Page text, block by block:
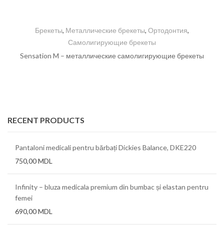
Брекеты, Металлические брекеты, Ортодонтия,
Самолигирующие брекеты
Sensation M – металлические самолигирующие брекеты
RECENT PRODUCTS
Pantaloni medicali pentru bărbați Dickies Balance, DKE220
750,00MDL
Infinity – bluza medicala premium din bumbac și elastan pentru
femei
690,00MDL